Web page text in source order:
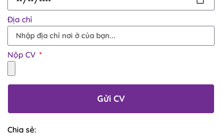
Địa chỉ
Nộp CV
Gửi CV
Chia sẻ: